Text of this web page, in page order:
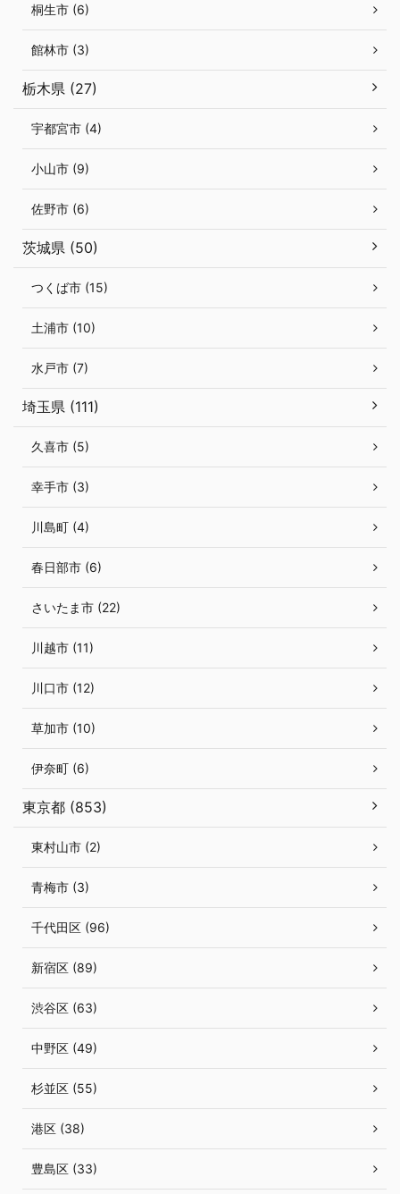
桐生市 (6)
館林市 (3)
栃木県 (27)
宇都宮市 (4)
小山市 (9)
佐野市 (6)
茨城県 (50)
つくば市 (15)
土浦市 (10)
水戸市 (7)
埼玉県 (111)
久喜市 (5)
幸手市 (3)
川島町 (4)
春日部市 (6)
さいたま市 (22)
川越市 (11)
川口市 (12)
草加市 (10)
伊奈町 (6)
東京都 (853)
東村山市 (2)
青梅市 (3)
千代田区 (96)
新宿区 (89)
渋谷区 (63)
中野区 (49)
杉並区 (55)
港区 (38)
豊島区 (33)